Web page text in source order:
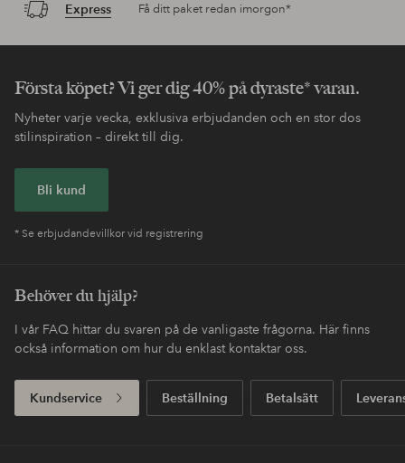
Express Få ditt paket redan imorgon*
Första köpet? Vi ger dig 40% på dyraste* varan.
Nyheter varje vecka, exklusiva erbjudanden och en stor dos
stilinspiration – direkt till dig.
Bli kund
* Se erbjudandevillkor vid registrering
Behöver du hjälp?
I vår FAQ hittar du svaren på de vanligaste frågorna. Här finns
också information om hur du enklast kontaktar oss.
Kundservice Beställning Betalsätt